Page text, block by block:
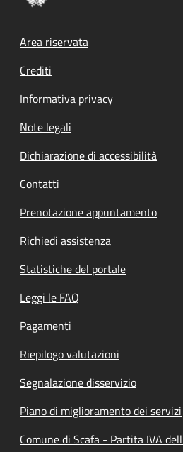
Footer menu
Area riservata
Crediti
Informativa privacy
Note legali
Dichiarazione di accessibilità
Contatti
Prenotazione appuntamento
Richiedi assistenza
Statistiche del portale
Leggi le FAQ
Pagamenti
Riepilogo valutazioni
Segnalazione disservizio
Piano di miglioramento dei servizi
Comune di Scafa - Partita IVA